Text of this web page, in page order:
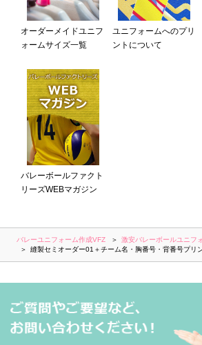
オーダーメイドユニフ
ォームサイズ一覧
ユニフォームへのプリ
ントについて
バレーボールファクト
リーズWEBマガジン
バレーユニフォーム作成VFZ 激安バレーボールユニフ
縫製セミオーダー01＋チーム名・胸番号・背番号プリ